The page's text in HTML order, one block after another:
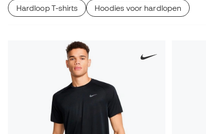
Hardloop T-shirts Hoodies voor hardlopen